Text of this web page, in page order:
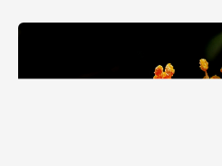
【林清轩发布新LOGO，强